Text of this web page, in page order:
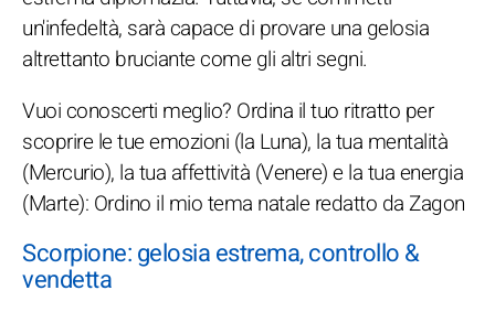
un'infedeltà, sarà capace di provare una gelosia
altrettanto bruciante come gli altri segni.
Vuoi conoscerti meglio? Ordina il tuo ritratto per
scoprire le tue emozioni (la Luna), la tua mentalità
(Mercurio), la tua affettività (Venere) e la tua energia
(Marte): Ordino il mio tema natale redatto da Zagon
Scorpione: gelosia estrema, controllo &
vendetta